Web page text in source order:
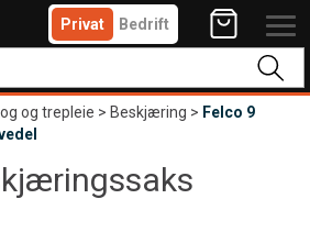
Privat Bedrift
og trepleie>Beskjæring> Felco 9